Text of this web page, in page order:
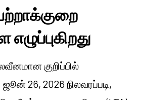
குறிப்பில்
26, 2026 நிலவரப்படி,